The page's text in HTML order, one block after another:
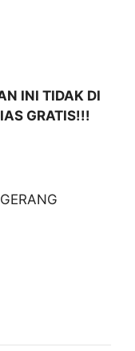
INI TIDAK DI
GRATIS!!!